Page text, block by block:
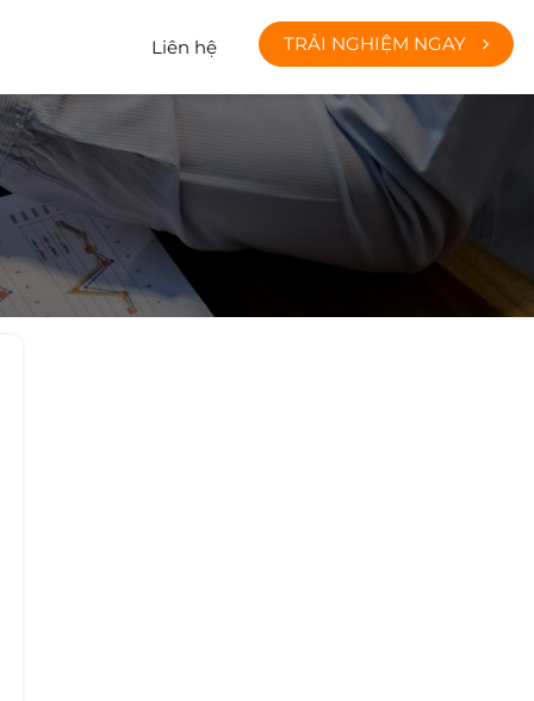
Liên hệ TRẢI NGHIỆM NGAY